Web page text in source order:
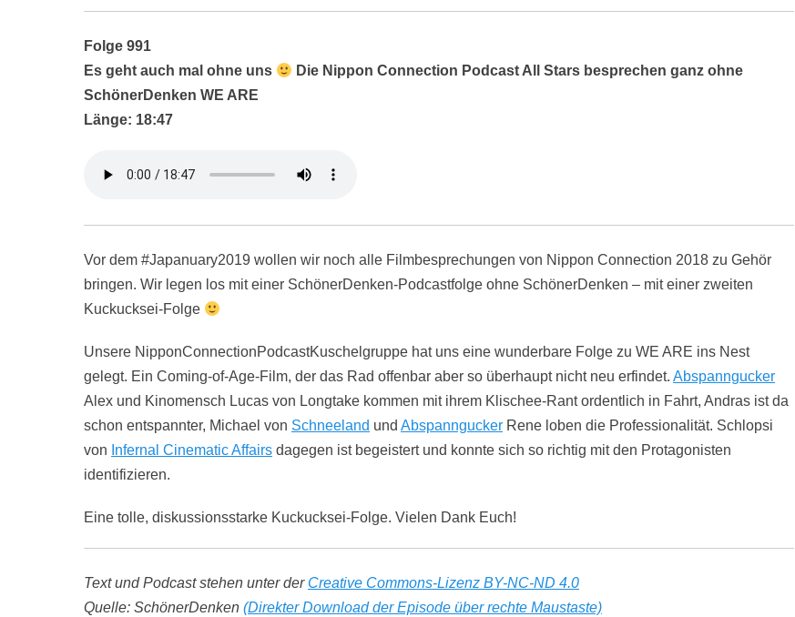
Folge 991
Es geht auch mal ohne uns
Die Nippon Connection Podcast All Stars besprechen ganz ohne
SchönerDenken WE ARE
Länge: 18:47
Vor dem #Japanuary2019 wollen wir noch alle Filmbesprechungen von Nippon Connection 2018 zu Gehör
bringen. Wir legen los mit einer SchönerDenken-Podcastfolge ohne SchönerDenken – mit einer zweiten
Kuckucksei-Folge
Unsere NipponConnectionPodcastKuschelgruppe hat uns eine wunderbare Folge zu WE ARE ins Nest
gelegt. Ein Coming-of-Age-Film, der das Rad offenbar aber so überhaupt nicht neu erfindet. Abspanngucker
Alex und Kinomensch Lucas von Longtake kommen mit ihrem Klischee-Rant ordentlich in Fahrt, Andras ist da
schon entspannter, Michael von Schneeland und Abspanngucker Rene loben die Professionalität. Schlopsi
von Infernal Cinematic Affairs dagegen ist begeistert und konnte sich so richtig mit den Protagonisten
identifizieren.
Eine tolle, diskussionsstarke Kuckucksei-Folge. Vielen Dank Euch!
Text und Podcast stehen unter der Creative Commons-Lizenz BY-NC-ND 4.0
Quelle: SchönerDenken (Direkter Download der Episode über rechte Maustaste)